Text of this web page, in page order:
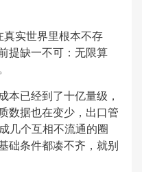
真实世界里根本不存
提缺一不可：无限算
本已经到了十亿量级，
数据也在变少，出口管
几个互相不流通的圈
础条件都凑不齐，就别